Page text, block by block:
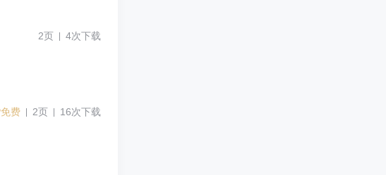
2页 4次下载
费 2页 16次下载